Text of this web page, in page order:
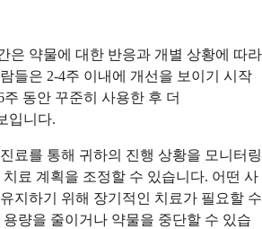
은 약물에 대한 반응과 개별 상황에 따라
들은 2-4주 이내에 개선을 보이기 시작
동안 꾸준히 사용한 후 더
입니다.
료를 통해 귀하의 진행 상황을 모니터링
료 계획을 조정할 수 있습니다. 어떤 사
지하기 위해 장기적인 치료가 필요할 수
량을 줄이거나 약물을 중단할 수 있습